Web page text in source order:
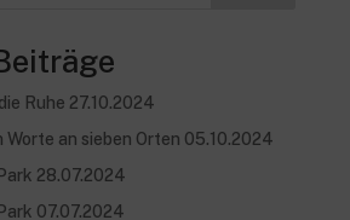
Ruhe 27.10.2024
Worte an sieben Orten 05.10.2024
28.07.2024
07.07.2024